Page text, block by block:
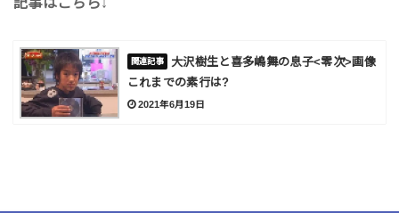
大沢樹生と喜多嶋舞の息子<零次>画像
これまでの素行は?
2021年6月19日